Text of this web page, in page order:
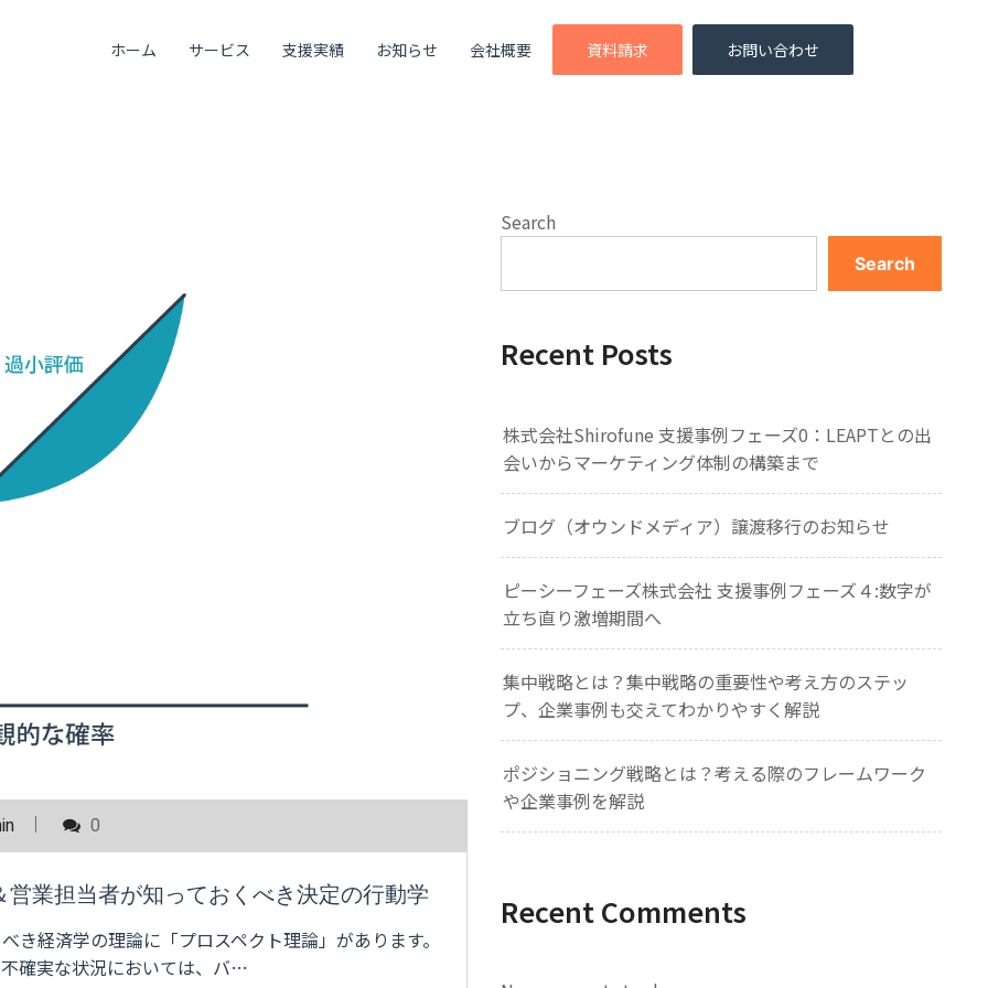
ホーム サービス 支援実績 お知らせ 会社概要 資料請求 お問い合わせ
0
業担当者が知っておくべき決定の行動学
経済学の理論に「プロスペクト理論」があります。
確実な状況においては、バ…
Search
Search
Recent Posts
株式会社Shirofune 支援事例フェーズ0：LEAPTとの出
会いからマーケティング体制の構築まで
ブログ（オウンドメディア）譲渡移行のお知らせ
ピーシーフェーズ株式会社 支援事例フェーズ４:数字が
立ち直り激増期間へ
集中戦略とは？集中戦略の重要性や考え方のステッ
プ、企業事例も交えてわかりやすく解説
ポジショニング戦略とは？考える際のフレームワーク
や企業事例を解説
Recent Comments